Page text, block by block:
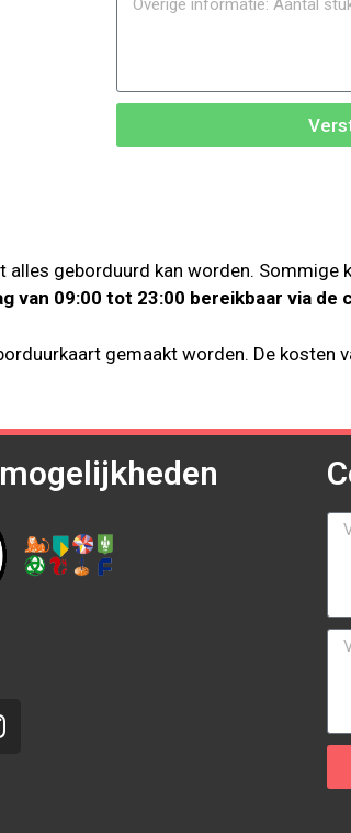
geborduurd kan worden.
van 09:00 tot 23:00 bereikbaar via de
gemaakt worden. De kosten